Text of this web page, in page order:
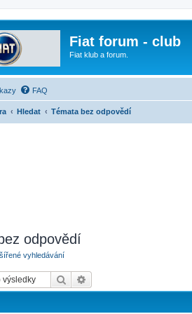
Fiat forum - club
Fiat klub a forum.
FAQ
Hledat Témata bez odpovědí
odpovědí
vyhledávání
Hledat